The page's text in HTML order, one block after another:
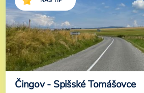
Čingov - Spišské Tomášovce